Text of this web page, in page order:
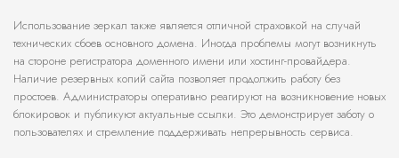
Использование зеркал также является отличной страховкой на случай
технических сбоев основного домена. Иногда проблемы могут возникнуть
на стороне регистратора доменного имени или хостинг-провайдера.
Наличие резервных копий сайта позволяет продолжить работу без
простоев. Администраторы оперативно реагируют на возникновение новых
блокировок и публикуют актуальные ссылки. Это демонстрирует заботу о
пользователях и стремление поддерживать непрерывность сервиса.